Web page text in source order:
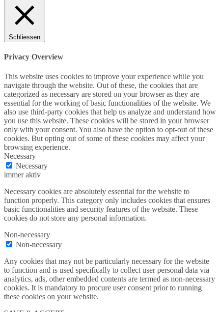
Schliessen
Privacy Overview
This website uses cookies to improve your experience while you
navigate through the website. Out of these, the cookies that are
categorized as necessary are stored on your browser as they are
essential for the working of basic functionalities of the website. We
also use third-party cookies that help us analyze and understand how
you use this website. These cookies will be stored in your browser
only with your consent. You also have the option to opt-out of these
cookies. But opting out of some of these cookies may affect your
browsing experience.
Necessary
Necessary
immer aktiv
Necessary cookies are absolutely essential for the website to
function properly. This category only includes cookies that ensures
basic functionalities and security features of the website. These
cookies do not store any personal information.
Non-necessary
Non-necessary
Any cookies that may not be particularly necessary for the website
to function and is used specifically to collect user personal data via
analytics, ads, other embedded contents are termed as non-necessary
cookies. It is mandatory to procure user consent prior to running
these cookies on your website.